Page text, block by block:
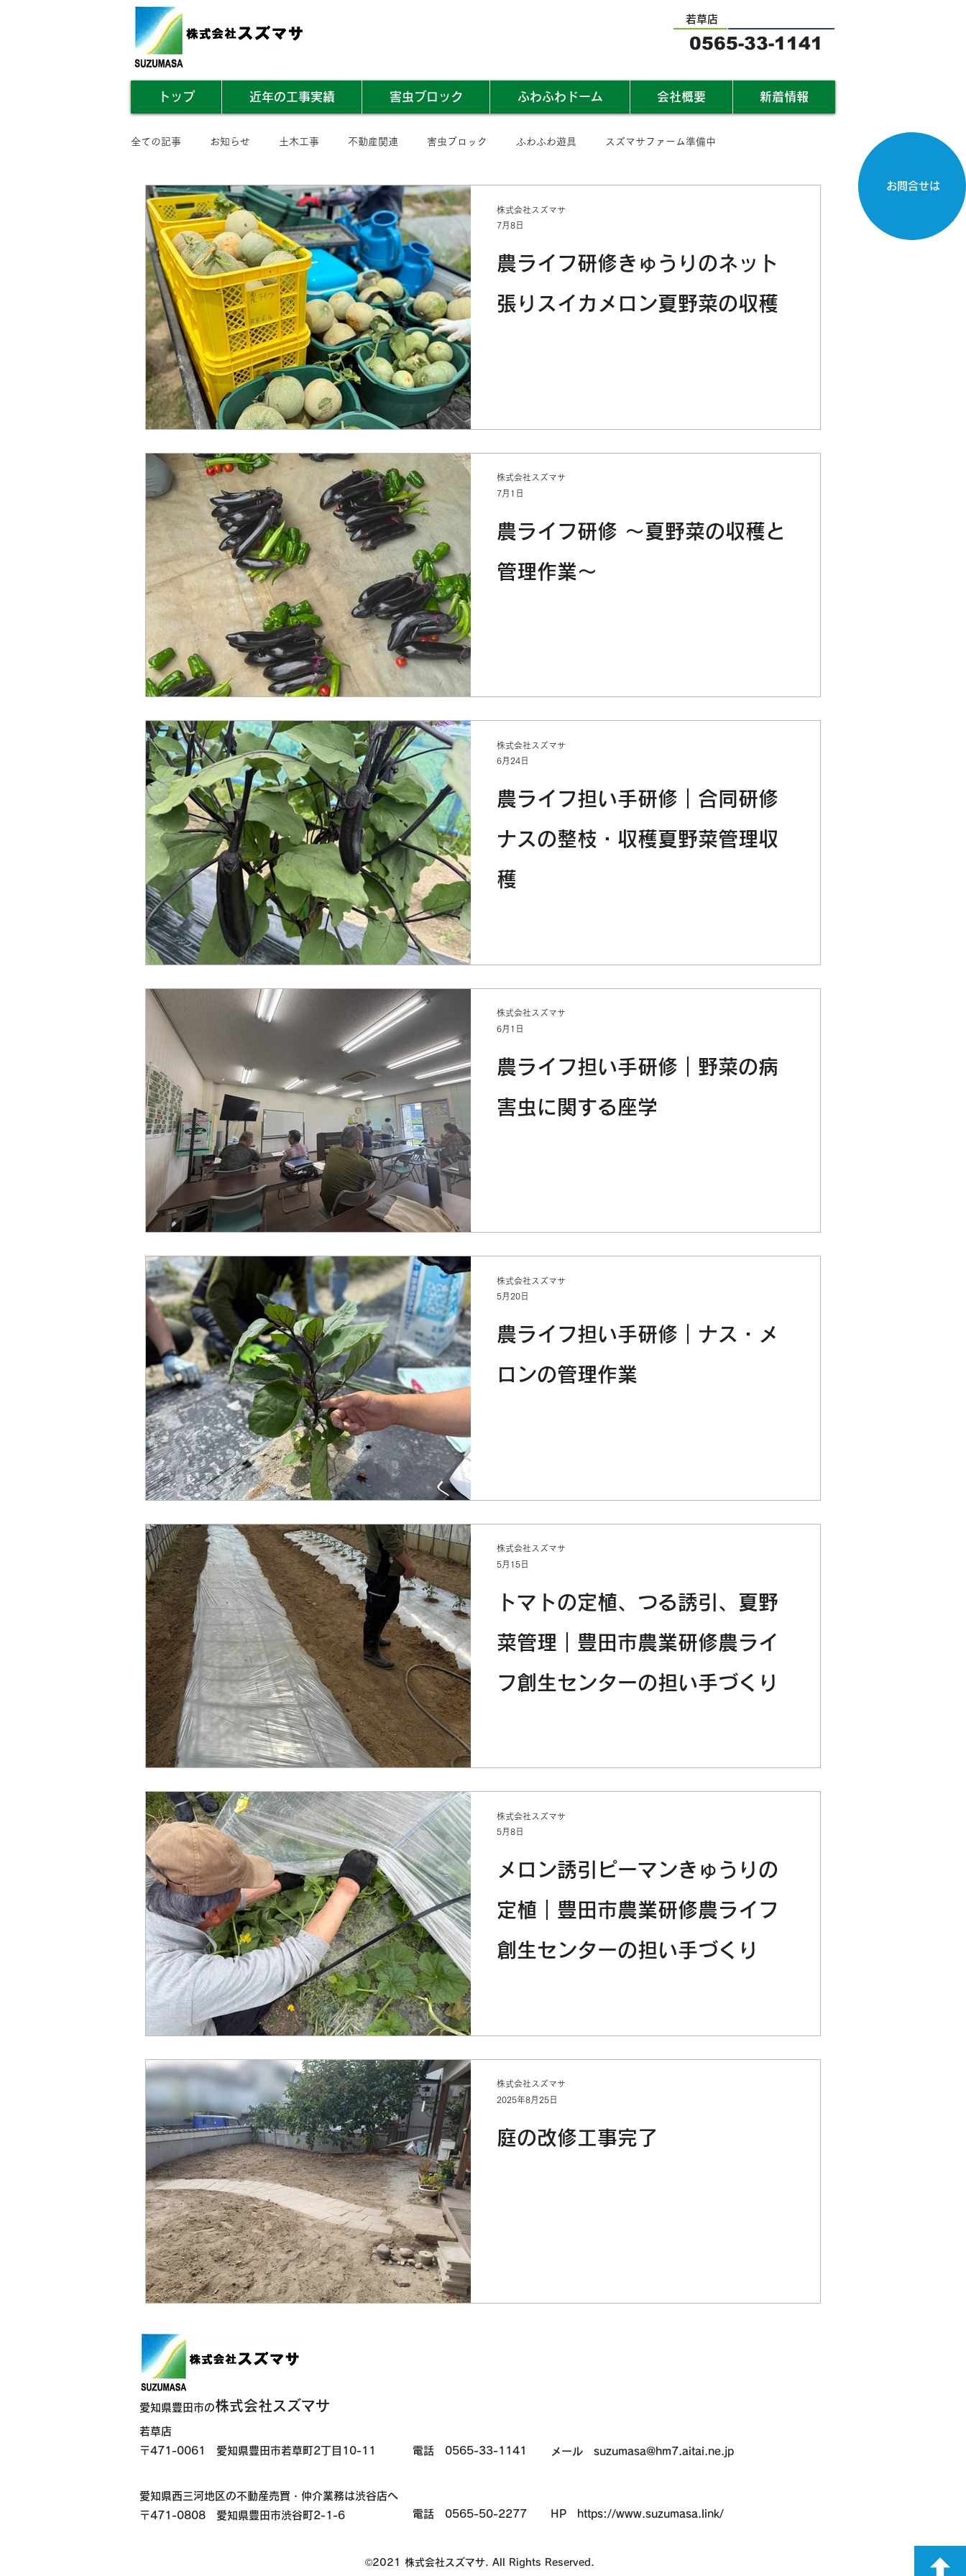
お問合せは
若草店
0565-33-1141
トップ 近年の工事実績 害虫ブロック ふわふわドーム 会社概要 新着情報
全ての記事 お知らせ 土木工事 不動産関連 害虫ブロック ふわふわ遊具 スズマサファーム準備中
業務内容まとめ その他
農ライフ研修きゅうりのネット
張りスイカメロン夏野菜の収穫
株式会社スズマサ
7月8日
農ライフ研修 ～夏野菜の収穫と
管理作業～
株式会社スズマサ
7月1日
農ライフ担い手研修｜合同研修
ナスの整枝・収穫夏野菜管理収
穫
株式会社スズマサ
6月24日
農ライフ担い手研修｜野菜の病
害虫に関する座学
株式会社スズマサ
6月1日
農ライフ担い手研修｜ナス・メ
ロンの管理作業
株式会社スズマサ
5月20日
トマトの定植、つる誘引、夏野
菜管理｜豊田市農業研修農ライ
フ創生センターの担い手づくり
株式会社スズマサ
5月15日
メロン誘引ピーマンきゅうりの
定植｜豊田市農業研修農ライフ
創生センターの担い手づくり
株式会社スズマサ
5月8日
庭の改修工事完了
株式会社スズマサ
2025年8月25日
愛知県豊田市の株式会社スズマサ
若草店
〒471-0061 愛知県豊田市若草町2丁目10-11
電話 0565-33-1141 メール suzumasa@hm7.aitai.ne.jp
​愛知県西三河地区の不動産売買・仲介業務は渋谷店へ
〒471-0808 愛知県豊田市渋谷町2-1-6
電話 0565-50-2277 HP https://www.suzumasa.link/
©2021 株式会社スズマサ. All Rights Reserved.